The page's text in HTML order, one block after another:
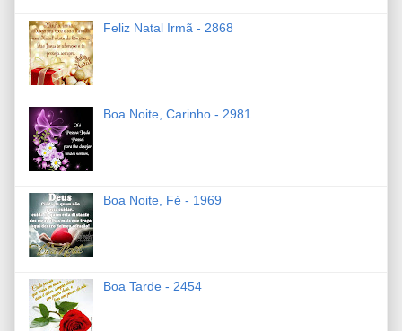
Feliz Natal Irmã - 2868
Boa Noite, Carinho - 2981
Boa Noite, Fé - 1969
Boa Tarde - 2454